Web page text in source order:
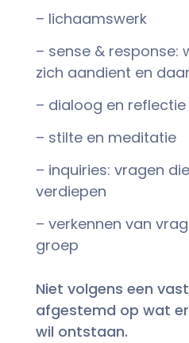
– lichaamswerk
– sense & response:
zich aandient en
– dialoog en reflectie
– stilte en meditatie
– inquiries: vragen
verdiepen
– verkennen van
groep
Niet volgens een
afgestemd op wat
wil ontstaan.